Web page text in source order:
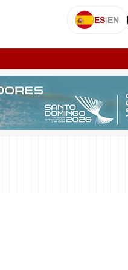
ES|EN